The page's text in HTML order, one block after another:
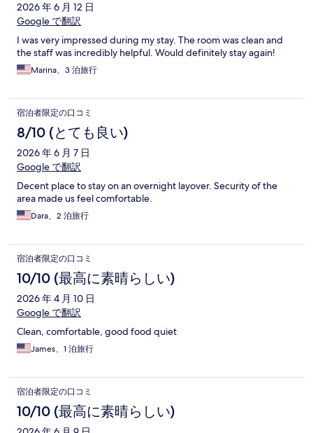
2026 年 6 月 12 日
Google で翻訳
I was very impressed during my stay. The room was clean and
the staff was incredibly helpful. Would definitely stay again!
Marina、3 泊旅行
宿泊者限定の口コミ
8/10 (とても良い)
2026 年 6 月 7 日
Google で翻訳
Decent place to stay on an overnight layover. Security of the
area made us feel comfortable.
Dara、2 泊旅行
宿泊者限定の口コミ
10/10 (最高に素晴らしい)
2026 年 4 月 10 日
Google で翻訳
Clean, comfortable, good food quiet
James、1 泊旅行
宿泊者限定の口コミ
10/10 (最高に素晴らしい)